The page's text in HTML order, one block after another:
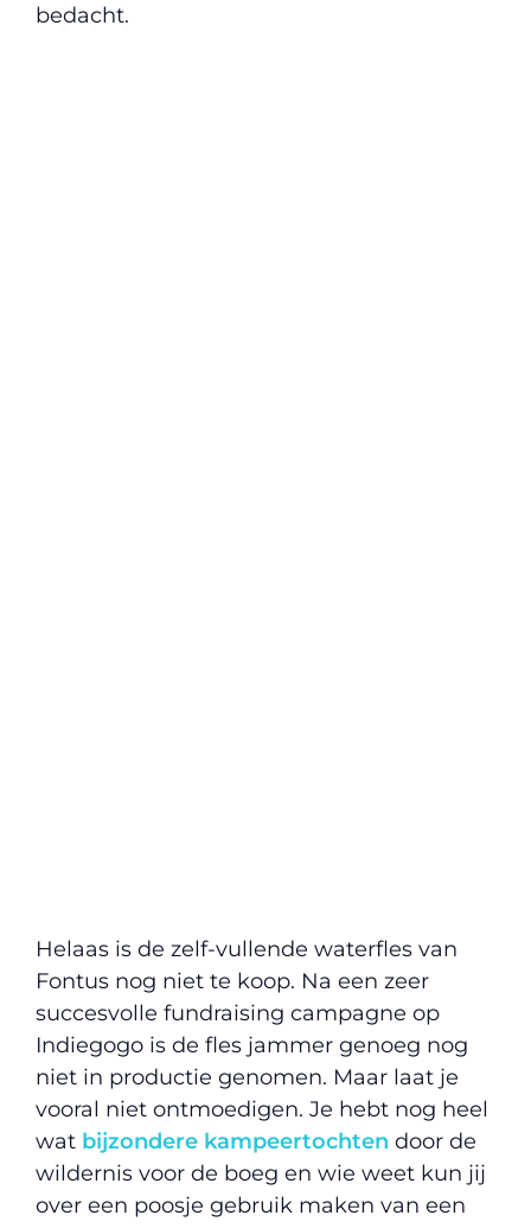
bedacht.
Helaas is de zelf-vullende waterfles van
Fontus nog niet te koop. Na een zeer
succesvolle fundraising campagne op
Indiegogo is de fles jammer genoeg nog
niet in productie genomen. Maar laat je
vooral niet ontmoedigen. Je hebt nog heel
wat bijzondere kampeertochten door de
wildernis voor de boeg en wie weet kun jij
over een poosje gebruik maken van een